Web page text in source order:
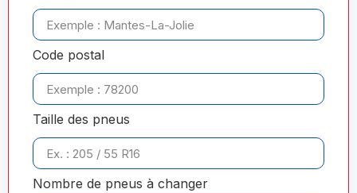
Code postal
Taille des pneus
Nombre de pneus à changer